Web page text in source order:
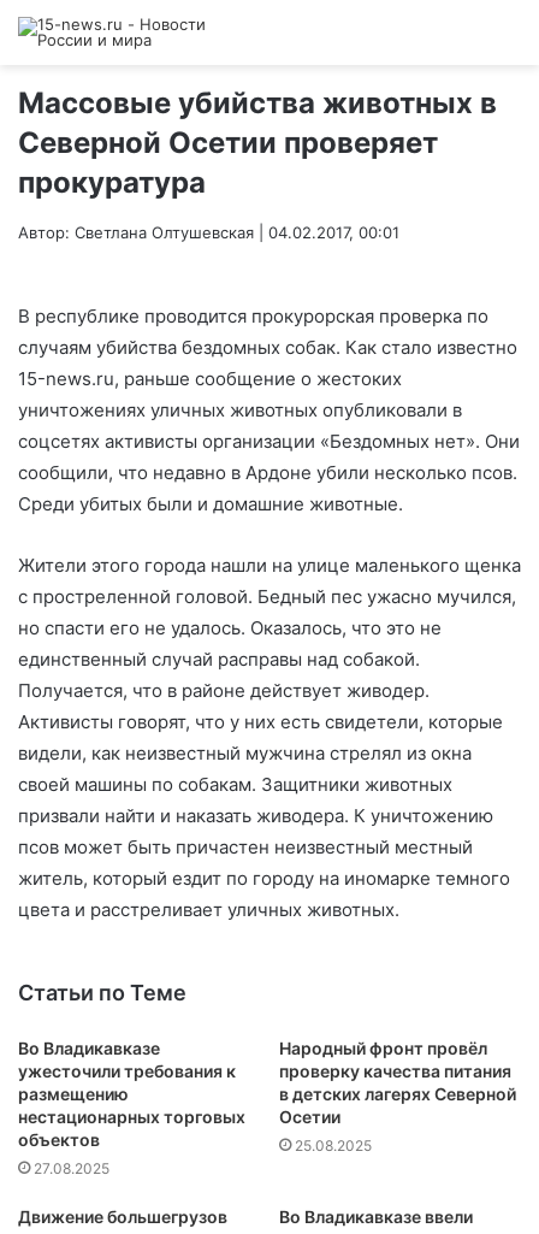
Массовые убийства животных в
Северной Осетии проверяет
прокуратура
Автор: Светлана Олтушевская | 04.02.2017, 00:01
В республике проводится прокурорская проверка по
случаям убийства бездомных собак. Как стало известно
15-news.ru, раньше сообщение о жестоких
уничтожениях уличных животных опубликовали в
соцсетях активисты организации «Бездомных нет». Они
сообщили, что недавно в Ардоне убили несколько псов.
Среди убитых были и домашние животные.
Жители этого города нашли на улице маленького щенка
с простреленной головой. Бедный пес ужасно мучился,
но спасти его не удалось. Оказалось, что это не
единственный случай расправы над собакой.
Получается, что в районе действует живодер.
Активисты говорят, что у них есть свидетели, которые
видели, как неизвестный мужчина стрелял из окна
своей машины по собакам. Защитники животных
призвали найти и наказать живодера. К уничтожению
псов может быть причастен неизвестный местный
житель, который ездит по городу на иномарке темного
цвета и расстреливает уличных животных.
Статьи по Теме
Во Владикавказе
ужесточили требования к
размещению
нестационарных торговых
объектов
27.08.2025
Народный фронт провёл
проверку качества питания
в детских лагерях Северной
Осетии
25.08.2025
Движение большегрузов
Во Владикавказе ввели